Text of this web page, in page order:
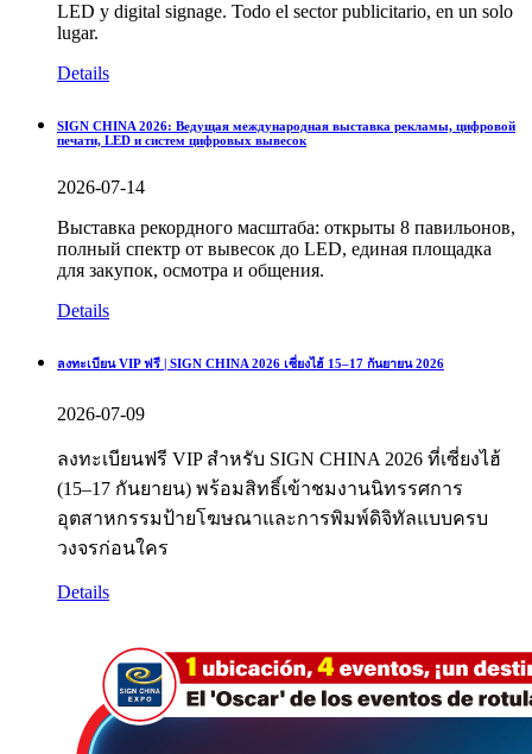
LED y digital signage. Todo el sector publicitario, en un solo
lugar.
Details
SIGN CHINA 2026: Ведущая международная выставка рекламы, цифровой
печати, LED и систем цифровых вывесок
2026-07-14
Выставка рекордного масштаба: открыты 8 павильонов,
полный спектр от вывесок до LED, единая площадка
для закупок, осмотра и общения.
Details
ลงทะเบียน VIP ฟรี | SIGN CHINA 2026 เซี่ยงไฮ้ 15–17 กันยายน 2026
2026-07-09
ลงทะเบียนฟรี VIP สำหรับ SIGN CHINA 2026 ที่เซี่ยงไฮ้
(15–17 กันยายน) พร้อมสิทธิ์เข้าชมงานนิทรรศการ
อุตสาหกรรมป้ายโฆษณาและการพิมพ์ดิจิทัลแบบครบ
วงจรก่อนใคร
Details